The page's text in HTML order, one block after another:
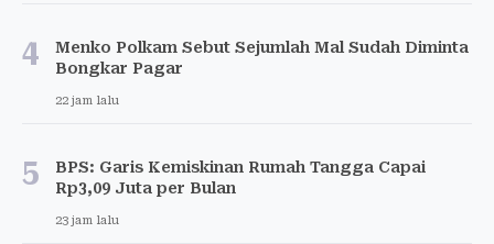
4
Menko Polkam Sebut Sejumlah Mal Sudah Diminta
Bongkar Pagar
22 jam lalu
5
BPS: Garis Kemiskinan Rumah Tangga Capai
Rp3,09 Juta per Bulan
23 jam lalu